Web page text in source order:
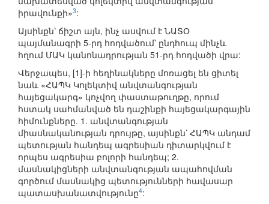
իրավունքի»3:
Այսինքն՝ ճիշտ այն, ինչ ասվում է ՆԱՏՕ
պայմանագրի 5-րդ հոդվածում՝ ընդհուպ մինչև
հղում ՄԱԿ կանոնադրության 51-րդ հոդվածի վրա:
Վերջապես, [1]-ի հեղինակները մոռացել են ցիտել
նաև «ՀԱՊԿ Կոլեկտիվ անվտանգության
հայեցակարգ» կոչվող փաստաթուղթը, որում
հստակ սահմանված են դաշինքի հայեցակարգային
հիմունքները. 1. անվտանգության
միասնականության դրույթը, այսինքն՝ ՀԱՊԿ անդամ
պետության հանդեպ ագրեսիան դիտարկվում է
որպես ագրեսիա բոլորի հանդեպ; 2.
մասնակիցների անվտանգության ապահովման
գործում մասնակից պետությունների հավասար
պատասխանատվությունը4: